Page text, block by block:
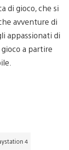
di gioco, che si
avventure di
appassionati di
a partire
4